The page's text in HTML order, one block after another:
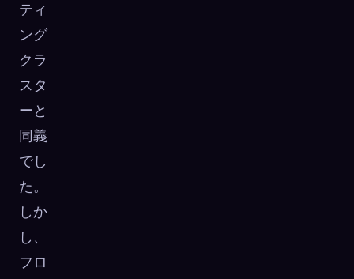
ティ
ング
クラ
スタ
ーと
同義
でし
た。
しか
し、
フロ